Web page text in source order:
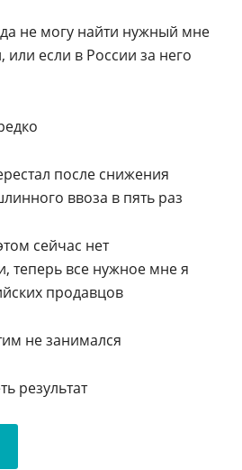
не могу найти нужный мне
или если в России за него
после снижения
ввоза в пять раз
сейчас нет
теперь все нужное мне я
продавцов
не занимался
результат